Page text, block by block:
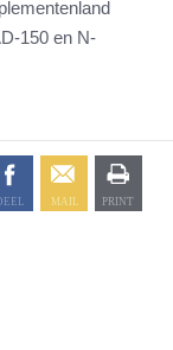
150 en N-